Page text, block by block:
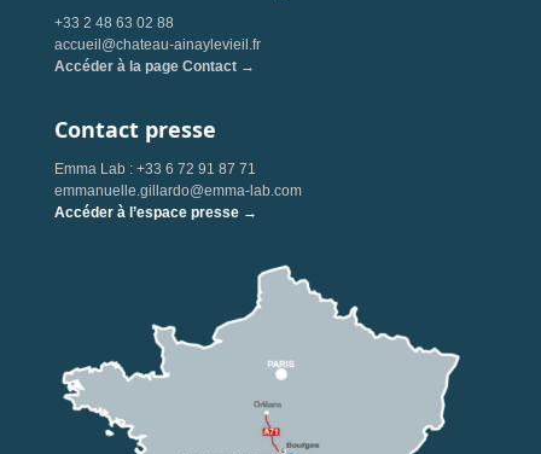
+33 2 48 63 02 88
accueil@chateau-ainaylevieil.fr
Accéder à la page Contact →
Contact presse
Emma Lab : +33 6 72 91 87 71
emmanuelle.gillardo@emma-lab.com
Accéder à l’espace presse →